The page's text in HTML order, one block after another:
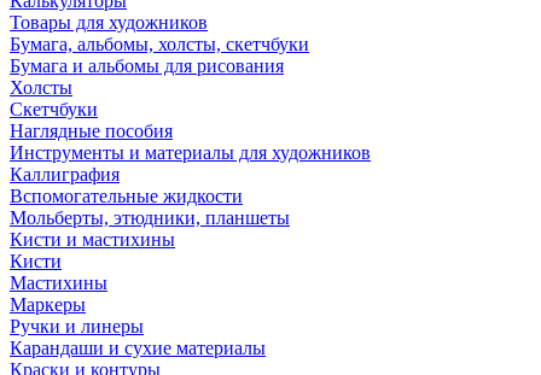
Товары для художников
Бумага, альбомы, холсты, скетчбуки
Бумага и альбомы для рисования
Холсты
Скетчбуки
Наглядные пособия
Инструменты и материалы для художников
Каллиграфия
Вспомогательные жидкости
Мольберты, этюдники, планшеты
Кисти и мастихины
Кисти
Мастихины
Маркеры
Ручки и линеры
Карандаши и сухие материалы
Краски и контуры